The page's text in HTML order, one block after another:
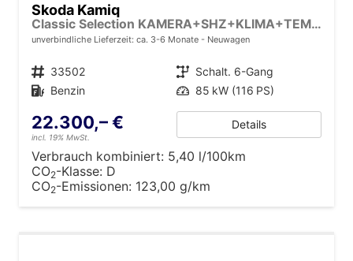
Skoda Kamiq
Classic Selection KAMERA+SHZ+KLIMA+TEMPOMAT+LED+16" LM
unverbindliche Lieferzeit: ca. 3-6 Monate Neuwagen
Fahrzeugnr. 33502 Getriebe Schalt. 6-Gang
Kraftstoff Benzin Leistung 85 kW (116 PS)
22.300,– €
incl. 19% MwSt.
Details
Verbrauch kombiniert: 5,40 l/100km
CO2-Klasse: D
CO2-Emissionen: 123,00 g/km